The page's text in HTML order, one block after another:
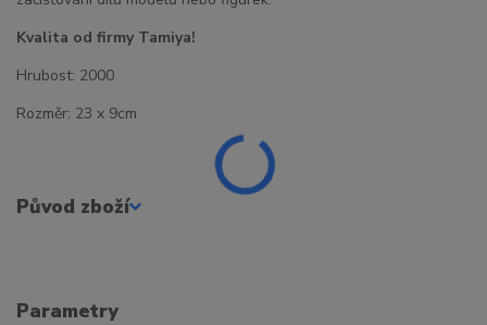
Kvalita od firmy Tamiya!
Hrubost: 2000
Rozměr: 23 x 9cm
Původ zboží
Parametry